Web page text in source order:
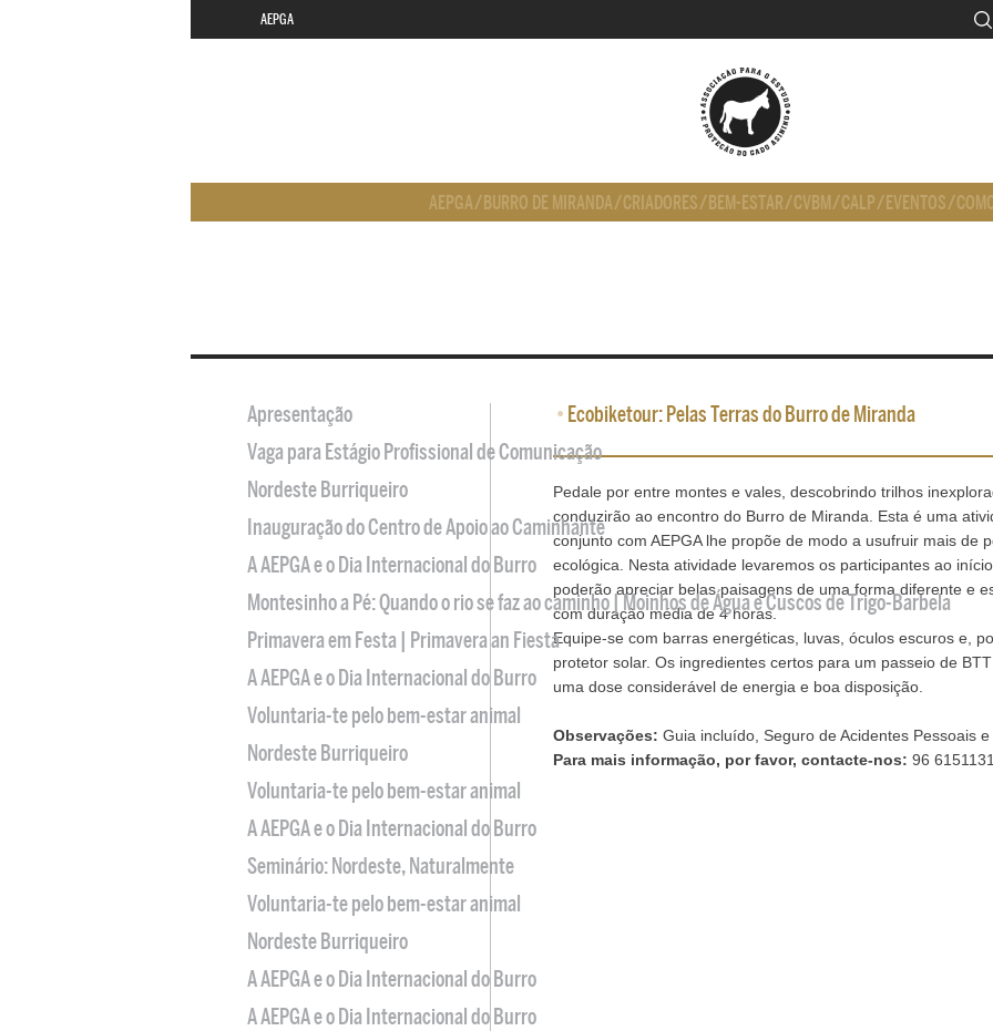
AEPGA
AEPGA/ BURRO DE MIRANDA/CRIADORES/ BEM-ESTAR/CVBM/CALP/ EVENTOS/
• Ecobiketour: Pelas Terras do Burro de Miranda
Pedale por entre montes e vales, descobrindo trilhos
conduzirão ao encontro do Burro de Miranda. Esta é uma
conjunto com AEPGA lhe propõe de modo a usufruir mais de
ecológica. Nesta atividade levaremos os participantes ao
poderão apreciar belas paisagens de uma forma diferente e
com duração média de 4 horas.
Equipe-se com barras energéticas, luvas, óculos escuros e,
protetor solar. Os ingredientes certos para um passeio de
uma dose considerável de energia e boa disposição.
Observações: Guia incluído, Seguro de Acidentes Pessoais
Para mais informação, por favor, contacte-nos: 96 6151131
Apresentação
Vaga para Estágio Profissional de Comunicação
Nordeste Burriqueiro
Inauguração do Centro de Apoio ao Caminhante
A AEPGA e o Dia Internacional do Burro
Montesinho a Pé: Quando o rio se faz ao caminho | Moinhos de Água e Cuscos de Trigo-Barbela
Primavera em Festa | Primavera an Fiesta
A AEPGA e o Dia Internacional do Burro
Voluntaria-te pelo bem-estar animal
Nordeste Burriqueiro
Voluntaria-te pelo bem-estar animal
A AEPGA e o Dia Internacional do Burro
Seminário: Nordeste, Naturalmente
Voluntaria-te pelo bem-estar animal
Nordeste Burriqueiro
A AEPGA e o Dia Internacional do Burro
A AEPGA e o Dia Internacional do Burro